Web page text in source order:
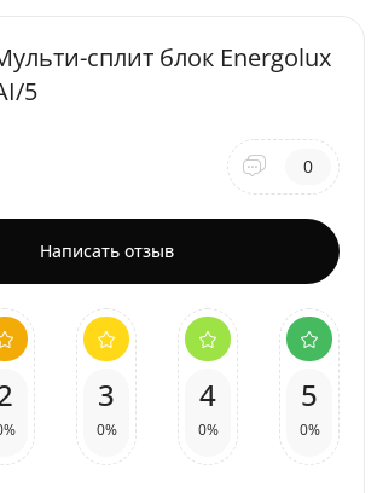
сплит блок Energolux
5
0
Написать отзыв
3
0%
4
0%
5
0%